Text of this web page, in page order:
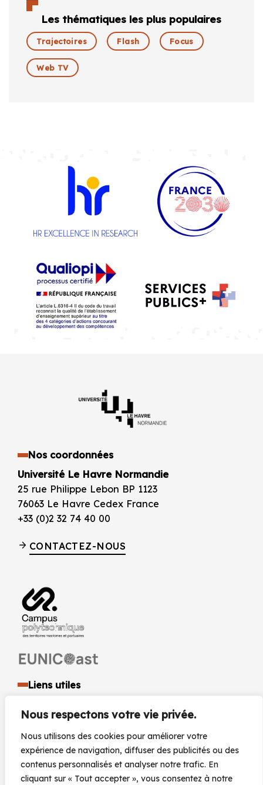
Nous respectons votre vie privée.
Nous utilisons des cookies pour améliorer votre
expérience de navigation, diffuser des publicités ou des
contenus personnalisés et analyser notre trafic. En
cliquant sur « Tout accepter », vous consentez à notre
Les thématiques les plus populaires
Trajectoires Flash Focus
Web TV
Liens utiles
Espace presse et médias
Documents réglementaires
Marchés Publics
Actualités
Agenda
Nos coordonnées
Université Le Havre Normandie
25 rue Philippe Lebon BP 1123
76063 Le Havre Cedex France
+33 (0)2 32 74 40 00
CONTACTEZ-NOUS